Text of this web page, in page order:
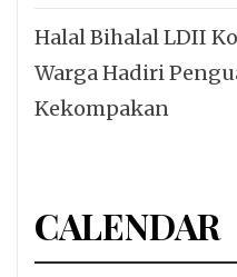
Halal Bihalal LDII
Warga Hadiri
Kekompakan
CALENDAR